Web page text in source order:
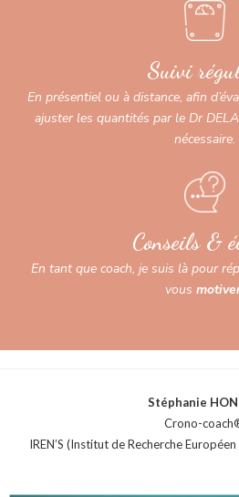
Suivi
En présentiel ou à distance, afin
ajuster les quantités par le Dr
nécessaire.
Conseils &
En tant que coach, je suis là pour
vous
Stéphanie
Crono-
IREN’S (Institut de Recherche